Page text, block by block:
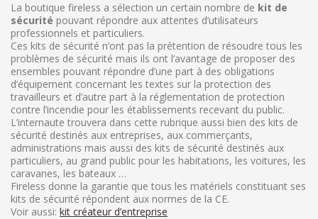
La boutique fireless a sélection un certain nombre de kit de
sécurité pouvant répondre aux attentes d’utilisateurs
professionnels et particuliers.
Ces kits de sécurité n’ont pas la prétention de résoudre tous les
problèmes de sécurité mais ils ont l’avantage de proposer des
ensembles pouvant répondre d’une part à des obligations
d’équipement concernant les textes sur la protection des
travailleurs et d’autre part à la réglementation de protection
contre l’incendie pour les établissements recevant du public.
L’internaute trouvera dans cette rubrique aussi bien des kits de
sécurité destinés aux entreprises, aux commerçants,
administrations mais aussi des kits de sécurité destinés aux
particuliers, au grand public pour les habitations, les voitures, les
caravanes, les bateaux …
Fireless donne la garantie que tous les matériels constituant ses
kits de sécurité répondent aux normes de la CE.
Voir aussi: kit créateur d’entreprise